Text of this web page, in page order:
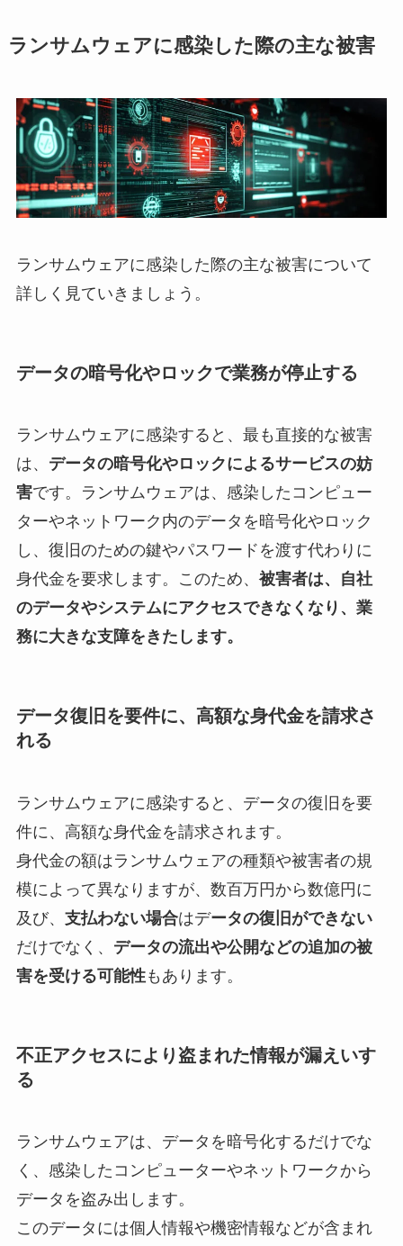
ランサムウェアに感染した際の主な被害
ランサムウェアに感染した際の主な被害について
詳しく見ていきましょう。
データの暗号化やロックで業務が停止する
ランサムウェアに感染すると、最も直接的な被害
は、 データの暗号化やロックによるサービスの妨
害です。ランサムウェアは、感染したコンピュー
ターやネットワーク内のデータを暗号化やロック
し、復旧のための鍵やパスワードを渡す代わりに
身代金を要求します。このため、 被害者は、自社
のデータやシステムにアクセスできなくなり、業
務に大きな支障をきたします。
データ復旧を要件に、高額な身代金を請求さ
れる
ランサムウェアに感染すると、データの復旧を要
件に、高額な身代金を請求されます。
身代金の額はランサムウェアの種類や被害者の規
模によって異なりますが、数百万円から数億円に
及び、 支払わない場合はデータの復旧ができない
だけでなく、 データの流出や公開などの追加の被
害を受ける可能性もあります。
不正アクセスにより盗まれた情報が漏えいす
る
ランサムウェアは、データを暗号化するだけでな
く、感染したコンピューターやネットワークから
データを盗み出します。
このデータには個人情報や機密情報などが含まれ